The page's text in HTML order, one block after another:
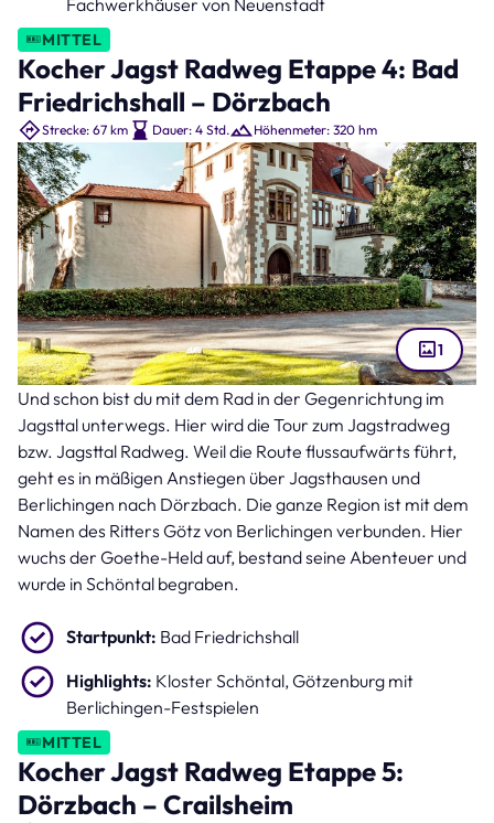
MITTEL
Kocher Jagst Radweg Etappe 4: Bad
Friedrichshall – Dörzbach
Strecke: 67 km Dauer: 4 Std. Höhenmeter: 320 hm
Die Götzenburg, auch Burg Jagsthausen, in Hohenlohe, Baden-Württemberg
(Bild: 0711bilder – stock.adobe.com )
1
Und schon bist du mit dem Rad in der Gegenrichtung im
Jagsttal unterwegs. Hier wird die Tour zum Jagstradweg
bzw. Jagsttal Radweg. Weil die Route flussaufwärts führt,
geht es in mäßigen Anstiegen über Jagsthausen und
Berlichingen nach Dörzbach. Die ganze Region ist mit dem
Namen des Ritters Götz von Berlichingen verbunden. Hier
wuchs der Goethe-Held auf, bestand seine Abenteuer und
wurde in Schöntal begraben.
Startpunkt: Bad Friedrichshall
Highlights: Kloster Schöntal, Götzenburg mit
Berlichingen-Festspielen
MITTEL
Kocher Jagst Radweg Etappe 5:
Dörzbach – Crailsheim